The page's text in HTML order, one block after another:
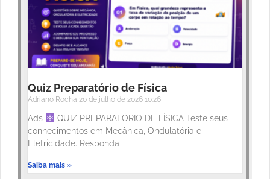
Quiz Preparatório de Física
Adriano Rocha 20 de julho de 2026 10:26
Ads
QUIZ PREPARATÓRIO DE FÍSICA Teste seus
conhecimentos em Mecânica, Ondulatória e
Eletricidade. Responda
Saiba mais »